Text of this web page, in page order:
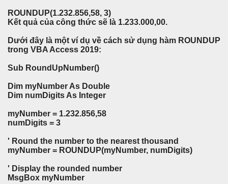
ROUNDUP(1.232.856,58, 3)
Kết quả của công thức sẽ là 1.233.000,00.
Dưới đây là một ví dụ về cách sử dụng hàm ROUNDUP
trong VBA Access 2019:
Sub RoundUpNumber()
Dim myNumber As Double
Dim numDigits As Integer
myNumber = 1.232.856,58
numDigits = 3
' Round the number to the nearest thousand
myNumber = ROUNDUP(myNumber, numDigits)
' Display the rounded number
MsgBox myNumber